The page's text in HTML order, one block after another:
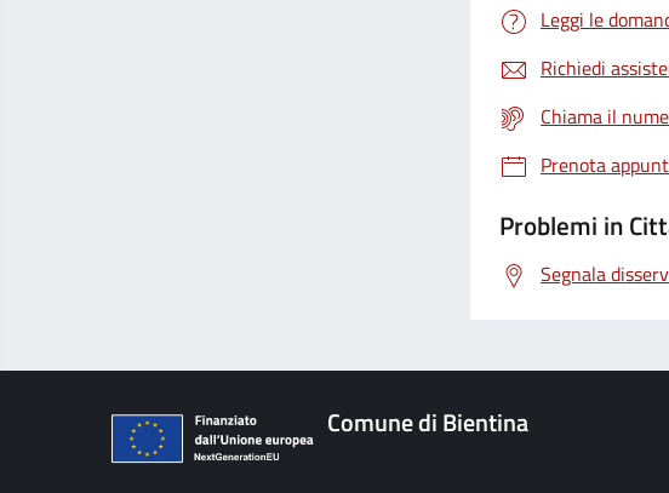
Leggi le
Richiedi
Chiama il
Prenota
Problemi in
Segnala
Comune di Bientina